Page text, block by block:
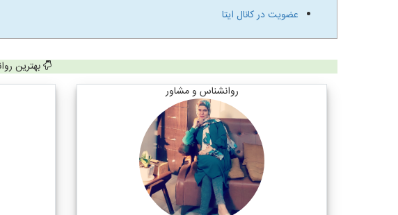
عضویت در کانال ایتا
بهترین
روانشناس و مشاور